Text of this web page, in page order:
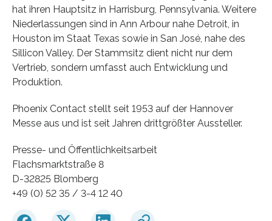
hat ihren Hauptsitz in Harrisburg, Pennsylvania. Weitere
Niederlassungen sind in Ann Arbour nahe Detroit, in
Houston im Staat Texas sowie in San José, nahe des
Sillicon Valley. Der Stammsitz dient nicht nur dem
Vertrieb, sondern umfasst auch Entwicklung und
Produktion.
Phoenix Contact stellt seit 1953 auf der Hannover
Messe aus und ist seit Jahren drittgrößter Aussteller.
Presse- und Öffentlichkeitsarbeit
Flachsmarktstraße 8
D-32825 Blomberg
+49 (0) 52 35 / 3-4 12 40